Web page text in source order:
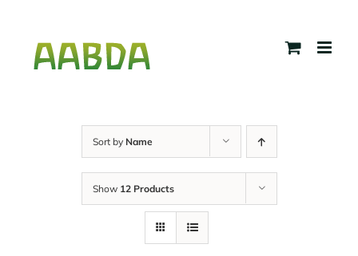
content
Sort by Name
Show 12 Products